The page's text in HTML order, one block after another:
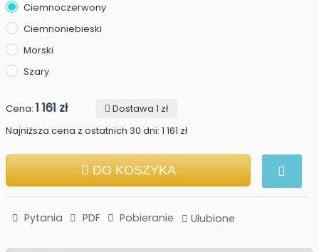
Ciemnoczerwony
Ciemnoniebieski
Morski
Szary
Cena: 1 161 zł
Dostawa 1 zł
Najniższa cena z ostatnich 30 dni: 1 161 zł
DO KOSZYKA
Pytania PDF Pobieranie Ulubione